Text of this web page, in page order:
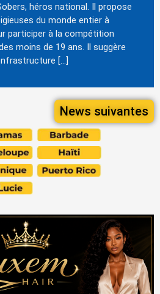
héros national. Il propose
du monde entier à
participer à la compétition
moins de 19 ans. Il suggère
[…]
News suivantes